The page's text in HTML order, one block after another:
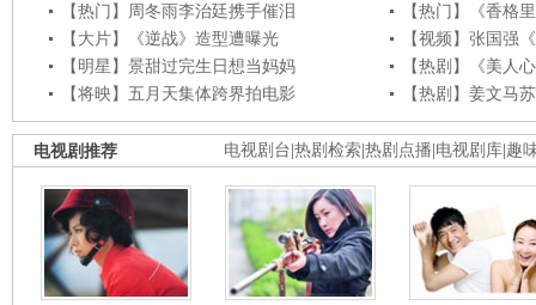
【热门】周冬雨李治廷携手催泪
【热门】《香格
【大片】《逆战》造型遭曝光
【视频】张国强
【明星】景甜过完生日想当妈妈
【热剧】《美人
【将映】五月天集体跨界拍电影
【热剧】姜文马
电视剧台 热剧检索 热剧点播 电视剧库 趣
电视剧推荐